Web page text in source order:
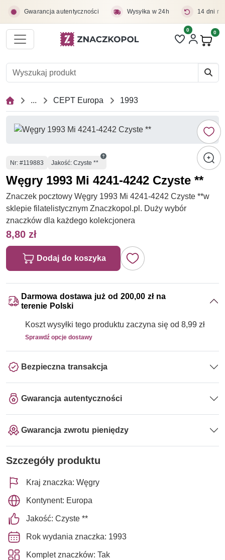
Gwarancja autentyczności Wysyłka w 24h 14 dni
Liczba pozycji
0 0
... CEPT Europa 1993
Numer
Nr: #119883 Jakość: Czyste **
Węgry 1993 Mi 4241-4242 Czyste **
Znaczek pocztowy Węgry 1993 Mi 4241-4242 Czyste **w
sklepie filatelistycznym Znaczkopol.pl. Duży wybór
znaczków dla każdego kolekcjonera
8,80 zł
Dodaj do koszyka
Darmowa dostawa już od 200,00 zł na
terenie Polski
Koszt wysyłki tego produktu zaczyna się od 8,99 zł
Sprawdź opcje dostawy
Bezpieczna transakcja
Gwarancja autentyczności
Gwarancja zwrotu pieniędzy
Szczegóły produktu
Kraj znaczka: Węgry
Kontynent: Europa
Jakość: Czyste **
Rok wydania znaczka: 1993
Komplet znaczków: Tak